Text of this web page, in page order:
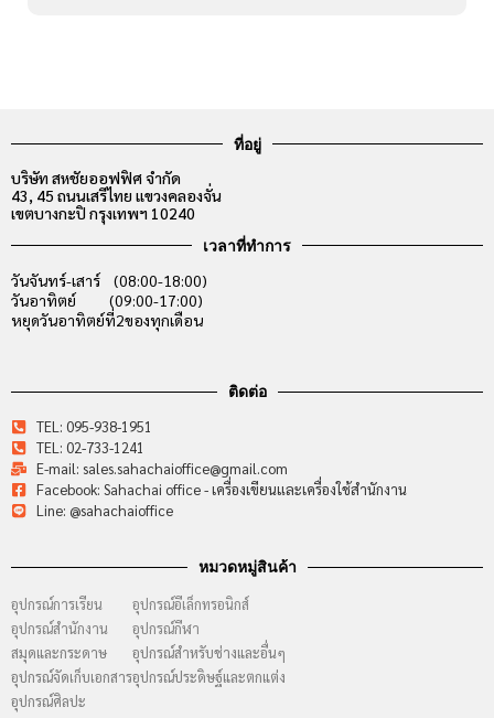
ที่อยู่
บริษัท สหชัยออฟฟิศ จำกัด
43, 45 ถนนเสรีไทย แขวงคลองจั่น
เขตบางกะปิ กรุงเทพฯ 10240
เวลาที่ทำการ
วันจันทร์-เสาร์ (08:00-18:00)
วันอาทิตย์ (09:00-17:00)
หยุดวันอาทิตย์ที่2ของทุกเดือน
ติดต่อ
TEL: 095-938-1951
TEL: 02-733-1241
E-mail: sales.sahachaioffice@gmail.com
Facebook: Sahachai office - เครื่องเขียนและเครื่องใช้สำนักงาน
Line: @sahachaioffice
หมวดหมู่สินค้า
อุปกรณ์การเรียน
อุปกรณ์สำนักงาน
สมุดและกระดาษ
อุปกรณ์จัดเก็บเอกสาร
อุปกรณ์ศิลปะ
อุปกรณ์อีเล็กทรอนิกส์
อุปกรณ์กีฬา
อุปกรณ์สำหรับช่างและอื่นๆ
อุปกรณ์ประดิษฐ์และตกแต่ง